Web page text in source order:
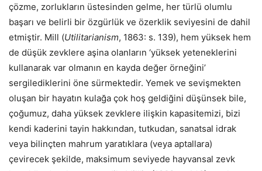
çözme, zorlukların üstesinden gelme, her türlü olumlu
başarı ve belirli bir özgürlük ve özerklik seviyesini de dahil
etmiştir. Mill (Utilitarianism, 1863: s. 139), hem yüksek hem
de düşük zevklere aşina olanların ‘yüksek yeteneklerini
kullanarak var olmanın en kayda değer örneğini’
sergilediklerini öne sürmektedir. Yemek ve sevişmekten
oluşan bir hayatın kulağa çok hoş geldiğini düşünsek bile,
çoğumuz, daha yüksek zevklere ilişkin kapasitemizi, bizi
kendi kaderini tayin hakkından, tutkudan, sanatsal idrak
veya bilinçten mahrum yaratıklara (veya aptallara)
çevirecek şekilde, maksimum seviyede hayvansal zevk